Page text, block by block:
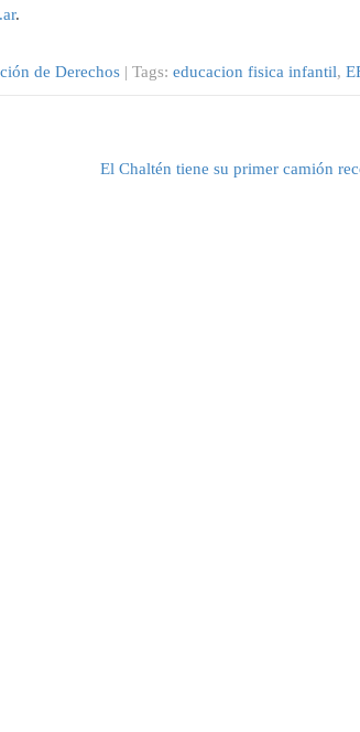
.
de Derechos | Tags: educacion fisica infantil,
El Chaltén tiene su primer camión